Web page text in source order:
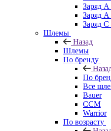
Заряд
Заряд
Заряд С
Шлемы
Назад
Шлемы
По бренду
По
Все
Bauer
CCM
Warrior
По возрасту